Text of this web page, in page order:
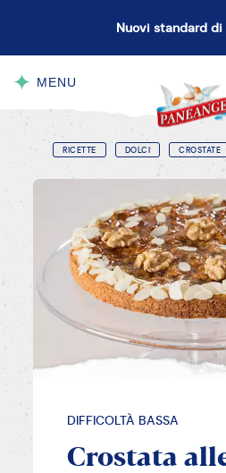
Nuovi standard di
MENU
RICETTE DOLCI CROSTATE
DIFFICOLTÀ BASSA
Crostata